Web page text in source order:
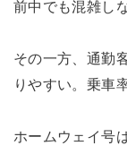
前中でも混雑し
その一方、通勤
りやすい。乗車
ホームウェイ号